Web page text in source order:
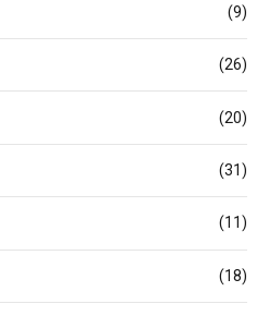
(9)
(26)
(20)
(31)
(11)
(18)